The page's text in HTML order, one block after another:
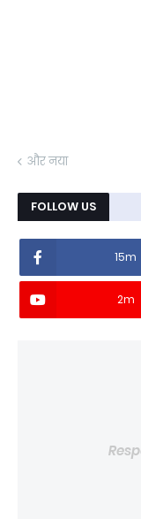
और नया
FOLLOW US
15m
2m